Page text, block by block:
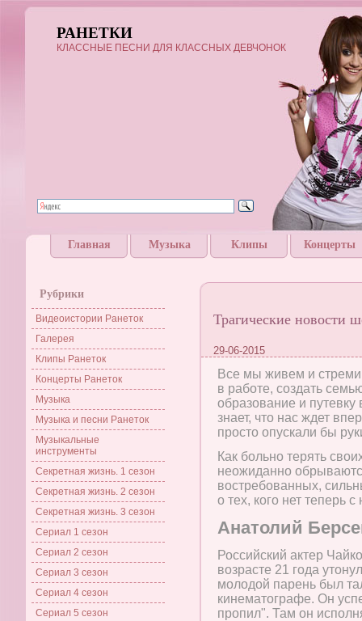
РАНЕТКИ
КЛАССНЫЕ ПЕСНИ ДЛЯ КЛАССНЫХ ДЕВЧОНОК
Главная Музыка Клипы Концерты
Рубрики
Видеоистории Ранеток
Галерея
Клипы Ранеток
Концерты Ранеток
Музыка
Музыка и песни Ранеток
Музыкальные
инструменты
Секретная жизнь. 1 сезон
Секретная жизнь. 2 сезон
Секретная жизнь. 3 сезон
Сериал 1 сезон
Сериал 2 сезон
Сериал 3 сезон
Сериал 4 сезон
Сериал 5 сезон
Трагические новости
29-06-2015
Все мы живем и
в работе, создать
образование и
знает, что нас ждет
просто опускали бы
Как больно терять
неожиданно
востребованных,
о тех, кого нет теперь с
Анатолий
Российский актер
возрасте 21 года
молодой парень был
кинематографе. Он
пропил". Там он